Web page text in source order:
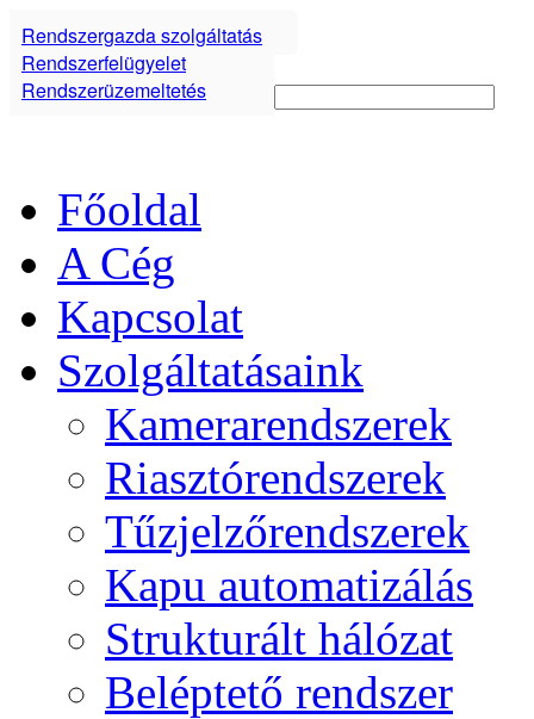
Rendszergazda szolgáltatás
Rendszerfelügyelet
Rendszerüzemeltetés
Főoldal
A Cég
Kapcsolat
Szolgáltatásaink
Kamerarendszerek
Riasztórendszerek
Tűzjelzőrendszerek
Kapu automatizálás
Strukturált hálózat
Beléptető rendszer